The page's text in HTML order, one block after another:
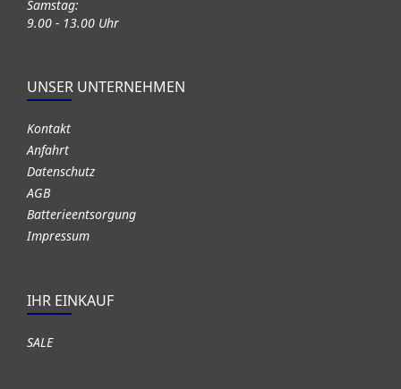
Samstag:
9.00 - 13.00 Uhr
UNSER UNTERNEHMEN
Kontakt
Anfahrt
Datenschutz
AGB
Batterieentsorgung
Impressum
IHR EINKAUF
SALE